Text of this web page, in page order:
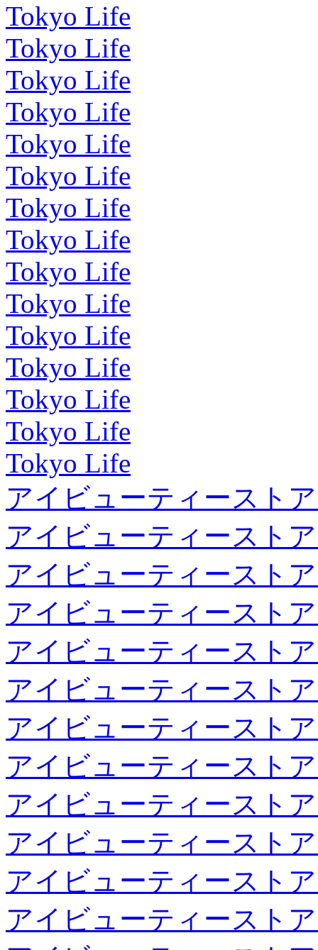
Tokyo Life
Tokyo Life
Tokyo Life
Tokyo Life
Tokyo Life
Tokyo Life
Tokyo Life
Tokyo Life
Tokyo Life
Tokyo Life
Tokyo Life
Tokyo Life
Tokyo Life
Tokyo Life
Tokyo Life
アイビューティースト
アイビューティースト
アイビューティースト
アイビューティースト
アイビューティースト
アイビューティースト
アイビューティースト
アイビューティースト
アイビューティースト
アイビューティースト
アイビューティースト
アイビューティースト